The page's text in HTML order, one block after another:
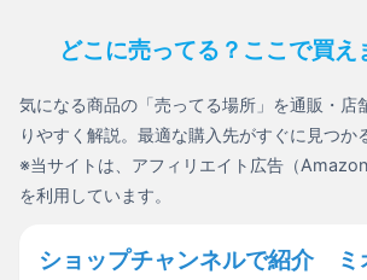
どこに売ってる？ここで買え
気になる商品の「売ってる場所」を通販・店
りやすく解説。最適な購入先がすぐに見つか
※当サイトは、アフィリエイト広告（Amazon
を利用しています。
ショップチャンネルで紹介 ミ